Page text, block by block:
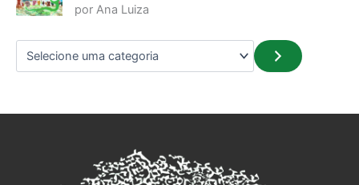
Avaliação
5
por Ana Luiza